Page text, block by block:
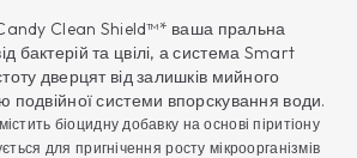
Candy Clean Shield™* ваша пральна
бактерій та цвілі, а система Smart
дверцят від залишків мийного
подвійної системи впорскування води.
біоцидну добавку на основі піритіону
для пригнічення росту мікроорганізмів